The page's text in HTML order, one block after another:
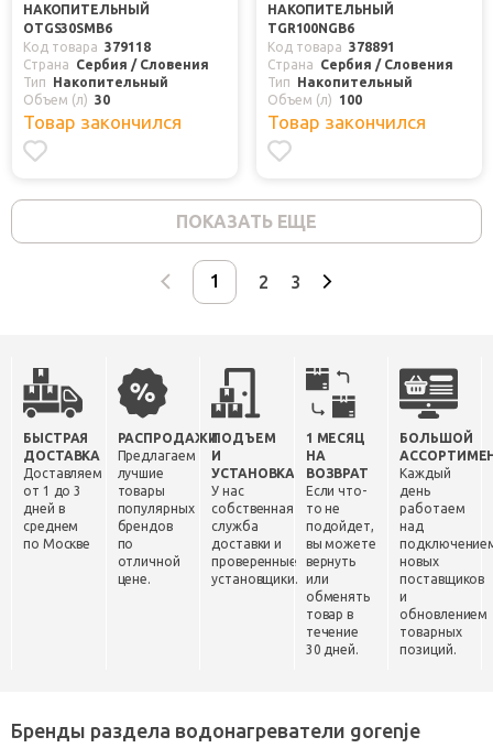
НАКОПИТЕЛЬНЫЙ
OTGS30SMB6
Код товара 379118
Страна
Сербия / Словения
Тип
Накопительный
Объем (л) 30
Товар закончился
НАКОПИТЕЛЬНЫЙ
TGR100NGB6
Код товара 378891
Страна
Сербия / Словения
Тип
Накопительный
Объем (л)
100
Товар закончился
ПОКАЗАТЬ ЕЩЕ
2 3
БЫСТРАЯ
ДОСТАВКА
Доставляем
от 1 до 3
дней в
среднем
по Москве
РАСПРОДАЖИ
Предлагаем
лучшие
товары
популярных
брендов
по
отличной
цене.
ПОДЪЕМ
И
УСТАНОВКА
У нас
собственная
служба
доставки и
проверенные
установщики.
1 МЕСЯЦ
НА
ВОЗВРАТ
Если что-
то не
подойдет,
вы можете
вернуть
или
обменять
товар в
течение
30 дней.
БОЛЬШОЙ
Каждый
день
работаем
над
новых
поставщиков
и
обновлением
товарных
позиций.
Бренды раздела водонагреватели gorenje